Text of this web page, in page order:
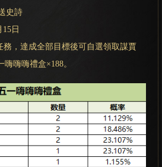
史詩
日
，達成全部目標後可自選領取謀賈
嗨嗨禮盒×188。